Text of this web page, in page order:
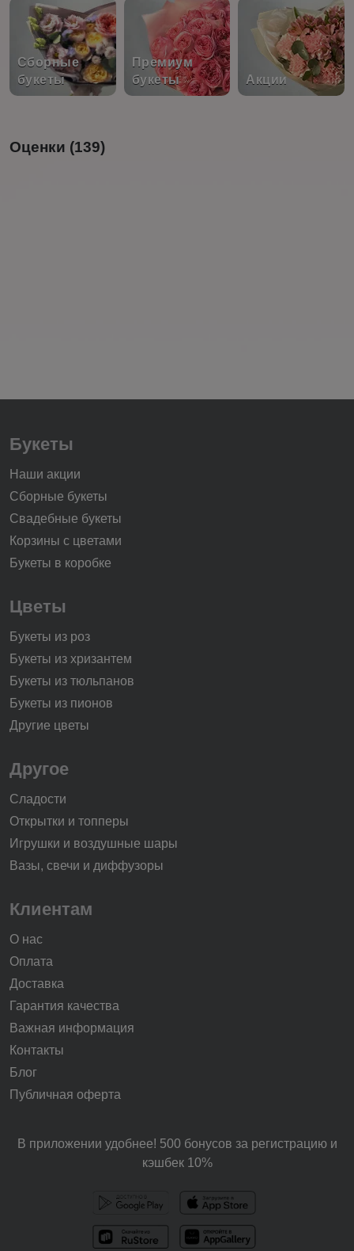
Сборные
букеты
Премиум
букеты
Акции
Оценки (139)
Букеты
Наши акции
Сборные букеты
Свадебные букеты
Корзины с цветами
Букеты в коробке
Цветы
Букеты из роз
Букеты из хризантем
Букеты из тюльпанов
Букеты из пионов
Другие цветы
Другое
Сладости
Открытки и топперы
Игрушки и воздушные шары
Вазы, свечи и диффузоры
Клиентам
О нас
Оплата
Доставка
Гарантия качества
Важная информация
Контакты
Блог
Публичная оферта
В приложении удобнее! 500 бонусов за регистрацию и
кэшбек 10%